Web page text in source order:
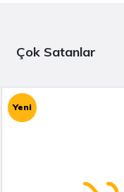
Çok Satanlar
Yeni